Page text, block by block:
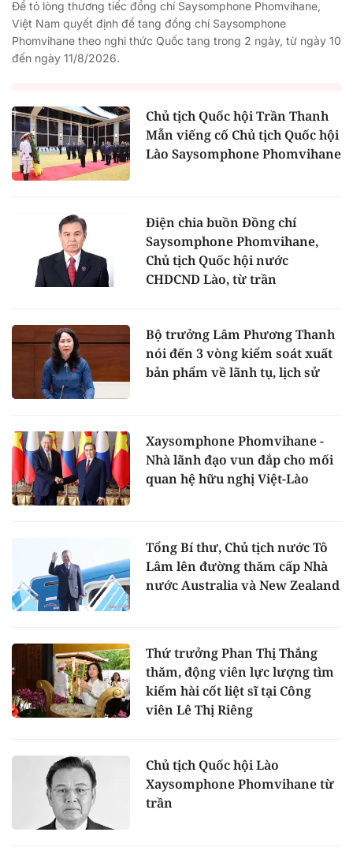
Để tỏ lòng thương tiếc đồng chí Saysomphone Phomvihane,
Việt Nam quyết định để tang đồng chí Saysomphone
Phomvihane theo nghi thức Quốc tang trong 2 ngày, từ ngày 10
đến ngày 11/8/2026.
Chủ tịch Quốc hội Trần Thanh
Mẫn viếng cố Chủ tịch Quốc hội
Lào Saysomphone Phomvihane
Điện chia buồn Đồng chí
Saysomphone Phomvihane,
Chủ tịch Quốc hội nước
CHDCND Lào, từ trần
Bộ trưởng Lâm Phương Thanh
nói đến 3 vòng kiểm soát xuất
bản phẩm về lãnh tụ, lịch sử
Xaysomphone Phomvihane -
Nhà lãnh đạo vun đắp cho mối
quan hệ hữu nghị Việt-Lào
Tổng Bí thư, Chủ tịch nước Tô
Lâm lên đường thăm cấp Nhà
nước Australia và New Zealand
Thứ trưởng Phan Thị Thắng
thăm, động viên lực lượng tìm
kiếm hài cốt liệt sĩ tại Công
viên Lê Thị Riêng
Chủ tịch Quốc hội Lào
Xaysomphone Phomvihane từ
trần